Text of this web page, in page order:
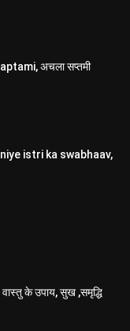
अचला सप्तमी
janiye istri ka swabhaav,
के उपाय, सुख ,समृद्धि